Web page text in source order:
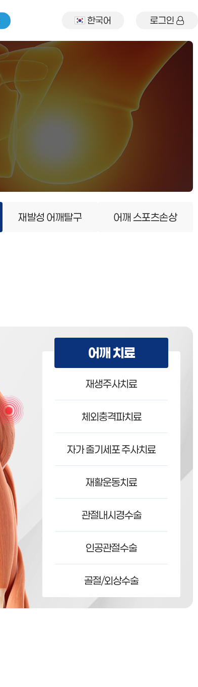
한국어 로그인
재발성 어깨탈구 어깨 스포츠손상
어깨 치료
재생주사치료
체외충격파치료
자가 줄기세포 주사치료
재활운동치료
관절내시경수술
인공관절수술
골절/외상수술